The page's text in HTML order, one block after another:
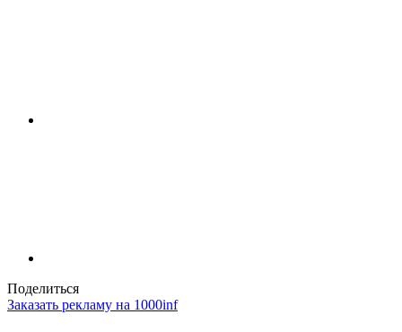
Поделиться
Заказать рекламу на 1000inf